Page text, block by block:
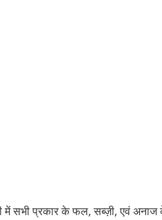
में सभी प्रकार के फल, सब्ज़ी, एवं अनाज